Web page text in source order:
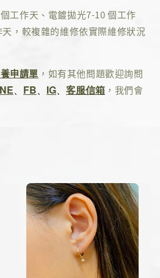
工作天、電鍍拋光7-10 個工作
，較複雜的維修依實際維修狀況
申請單 ，如有其他問題歡迎詢問
、 FB、 IG、 客服信箱 ，我們會